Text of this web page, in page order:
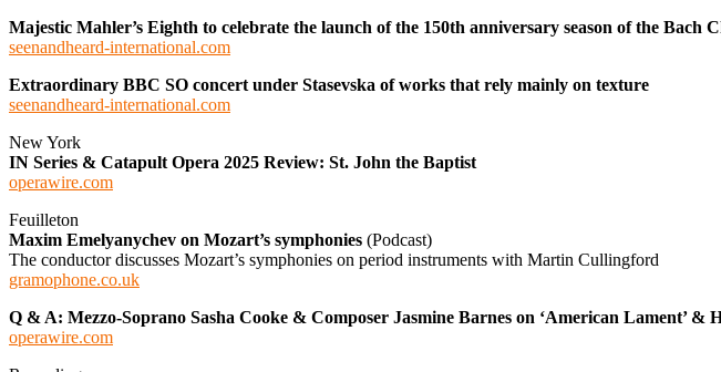
Majestic Mahler’s Eighth to celebrate the launch of the 150th anniversary season of the Bach
seenandheard-international.com
Extraordinary BBC SO concert under Stasevska of works that rely mainly on texture
seenandheard-international.com
New York
IN Series & Catapult Opera 2025 Review: St. John the Baptist
operawire.com
Feuilleton
Maxim Emelyanychev on Mozart’s symphonies (Podcast)
The conductor discusses Mozart’s symphonies on period instruments with Martin Cullingford
gramophone.co.uk
Q & A: Mezzo-Soprano Sasha Cooke & Composer Jasmine Barnes on ‘American Lament’ &
operawire.com